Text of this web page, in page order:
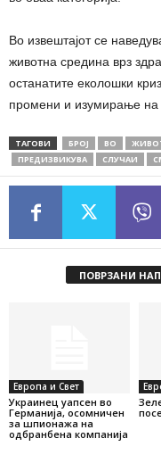
Во извештајот се
животна средина врз
останатите еколошки
промени и изумирање на
ТАГОВИ БРОЈ ВО
ПРЕДИЗВИКУВА
СЛУЧАИ
ПОВРЗАНИ
Европа и Свет
Украинец уапсен во
Германија, осомничен
за шпионажа на
одбранбена компанија